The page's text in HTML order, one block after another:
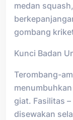
medan
gombang
Kunci Badan
Terombang-
giat. Fasilitas
disewakan